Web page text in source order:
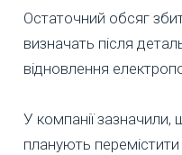
Остаточний обсяг
визначать після
відновлення
У компанії зазначили,
планують